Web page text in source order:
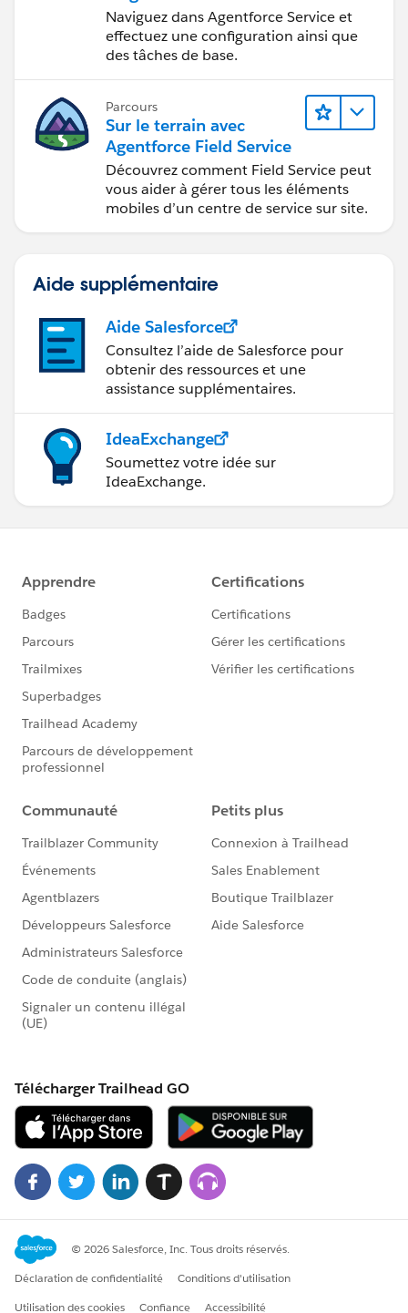
Naviguez dans Agentforce Service et
effectuez une configuration ainsi que
des tâches de base.
Parcours
Sur le terrain avec
Agentforce Field Service
Découvrez comment Field Service peut
vous aider à gérer tous les éléments
mobiles d’un centre de service sur site.
Aide supplémentaire
Aide Salesforce
Consultez l’aide de Salesforce pour
obtenir des ressources et une
assistance supplémentaires.
IdeaExchange
Soumettez votre idée sur
IdeaExchange.